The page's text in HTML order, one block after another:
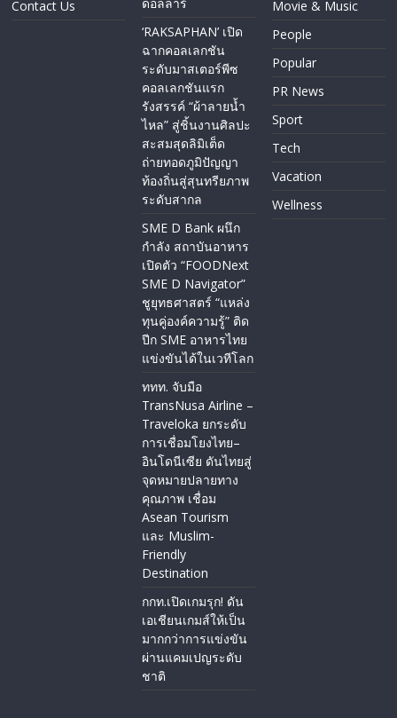
Contact Us
‘RAKSAPHAN’ เปิด
ฉากคอลเลกชัน
ระดับมาสเตอร์พีซ
คอลเลกชันแรก
รังสรรค์ “ผ้าลายน้ำ
ไหล” สู่ชิ้นงานศิลปะ
สะสมสุดลิมิเต็ด
ถ่ายทอดภูมิปัญญา
ท้องถิ่นสู่สุนทรียภาพ
ระดับสากล
SME D Bank ผนึก
กำลัง สถาบันอาหาร
เปิดตัว “FOODNext
SME D Navigator”
ชูยุทธศาสตร์ “แหล่ง
ทุนคู่องค์ความรู้” ติด
ปีก SME อาหารไทย
แข่งขันได้ในเวทีโลก
ททท. จับมือ
TransNusa Airline –
Traveloka ยกระดับ
การเชื่อมโยงไทย–
อินโดนีเซีย ดันไทยสู่
จุดหมายปลายทาง
คุณภาพ เชื่อม
Asean Tourism
และ Muslim-
Friendly
Destination
กกท.เปิดเกมรุก! ดัน
เอเชียนเกมส์ให้เป็น
มากกว่าการแข่งขัน
ผ่านแคมเปญระดับ
ชาติ
Movie & Music
People
Popular
PR News
Sport
Tech
Vacation
Wellness